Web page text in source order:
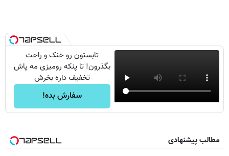
تابستون رو خنک و راحت
بگذرون! تا پنکه رومیزی مه پاش
تخفیف داره بخرش
سفارش بده!
مطالب پیشنهادی